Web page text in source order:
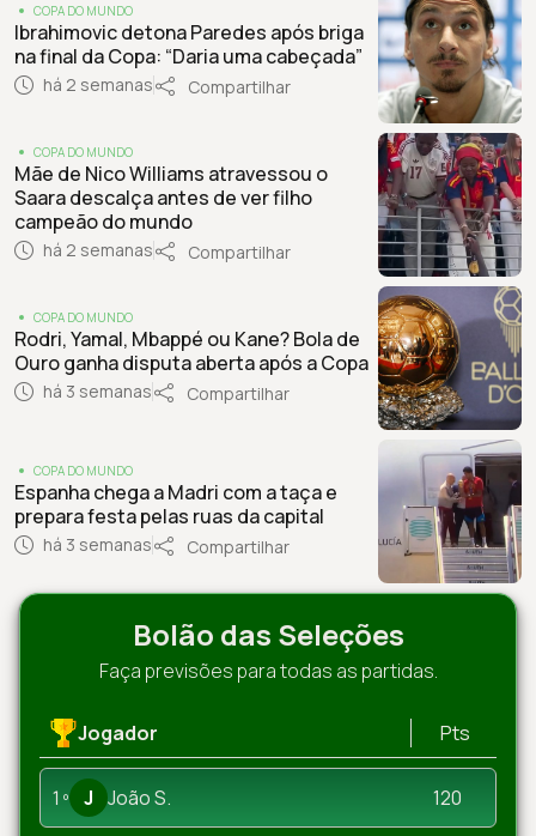
18ºVasco da Gama 21 20 5 6 9 -8
19ºRemo 21 5 6 10-10
20 1 7 12-22
COPA DO MUNDO
Ibrahimovic detona Paredes após briga
na final da Copa: “Daria uma cabeçada”
há 2 semanas Compartilhar
COPA DO MUNDO
Mãe de Nico Williams atravessou o
Saara descalça antes de ver filho
campeão do mundo
há 2 semanas Compartilhar
COPA DO MUNDO
Rodri, Yamal, Mbappé ou Kane? Bola de
Ouro ganha disputa aberta após a Copa
há 3 semanas Compartilhar
COPA DO MUNDO
Espanha chega a Madri com a taça e
prepara festa pelas ruas da capital
há 3 semanas Compartilhar
Bolão das Seleções
Faça previsões para todas as partidas.
Jogador Pts
1º J João S. 120